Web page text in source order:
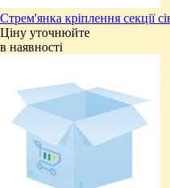
​Стрем'янка кріплення секції
Ціну уточнюйте
в наявності